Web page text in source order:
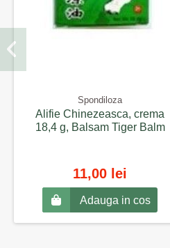
Spondiloza
Alifie Chinezeasca, crema
18,4 g, Balsam Tiger Balm
11,00 lei
Adauga in cos